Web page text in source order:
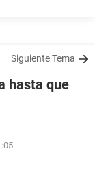
Siguiente Tema
hasta que